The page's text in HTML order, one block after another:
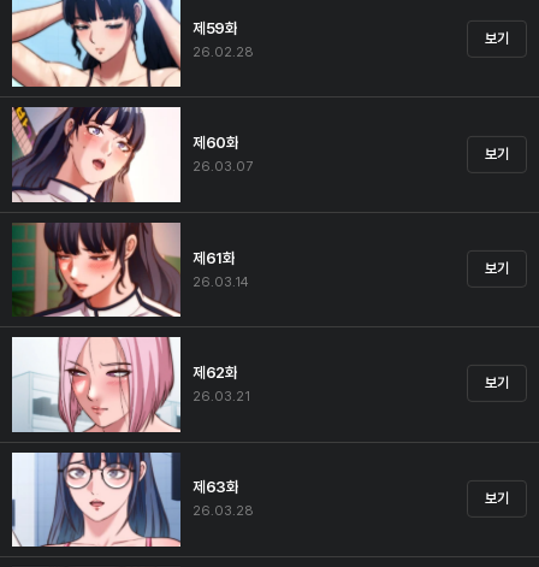
제59화
26.02.28
보기
제60화
26.03.07
보기
제61화
26.03.14
보기
제62화
26.03.21
보기
제63화
26.03.28
보기